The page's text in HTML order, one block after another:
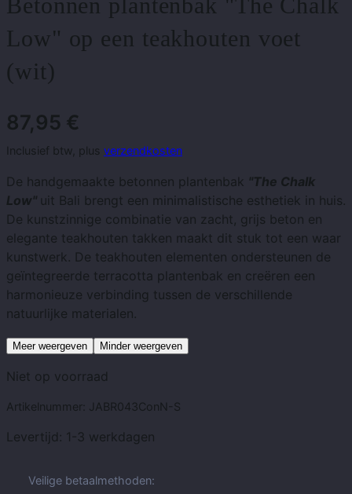
Low" op een teakhouten voet
(wit)
87,95 €
Inclusief btw, plus verzendkosten
De handgemaakte betonnen plantenbak "The Chalk
Low" uit Bali brengt een minimalistische esthetiek in huis.
De kunstzinnige combinatie van zacht, grijs beton en
elegante teakhouten takken maakt dit stuk tot een waar
kunstwerk. De teakhouten elementen ondersteunen de
geïntegreerde terracotta plantenbak en creëren een
harmonieuze verbinding tussen de verschillende
natuurlijke materialen.
Meer weergeven Minder weergeven
Niet op voorraad
Artikelnummer: JABR043ConN-S
Levertijd: 1-3 werkdagen
Veilige betaalmethoden: